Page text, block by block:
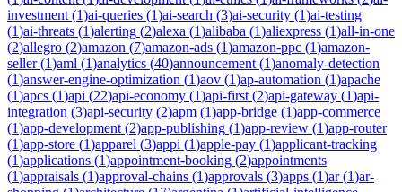
investment (1)ai-queries (1)ai-search (3)ai-security (1)ai-testing
(1)ai-threats (1)alerting (2)alexa (1)alibaba (1)aliexpress (1)all-in-one
(2)allegro (2)amazon (7)amazon-ads (1)amazon-ppc (1)amazon-
seller(1)aml (1)analytics (40)announcement (1)anomaly-detection
(1)answer-engine-optimization (1)aov (1)ap-automation (1)apache
(1)apcs (1)api (22)api-economy (1)api-first (2)api-gateway (1)api-
integration (3)api-security (2)apm (1)app-bridge (1)app-commerce
(1)app-development (2)app-publishing (1)app-review (1)app-router
(1)app-store (1)apparel (3)appi (1)apple-pay (1)applicant-tracking
(1)applications (1)appointment-booking (2)appointments
(1)appraisals (1)approval-chains (1)approvals (3)apps (1)ar(1)ar-